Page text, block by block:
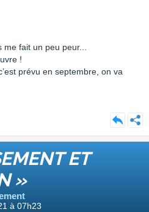
me fait un peu peur...
!
prévu en septembre, on va
ET
»
à 07h23